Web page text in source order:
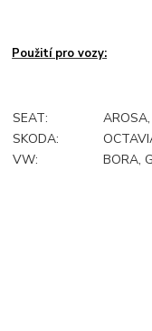
Použití pro vozy:
SEAT:
SKODA:
VW:
BORA,